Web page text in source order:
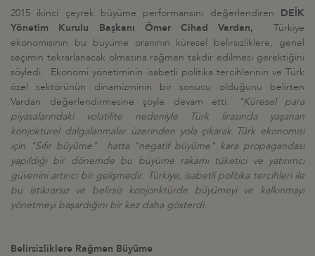
2015 ikinci çeyrek büyüme performansını değerlendiren DEİK
Yönetim Kurulu Başkanı Ömer Cihad Vardan, Türkiye
ekonomisinin bu büyüme oranının küresel belirsizliklere, genel
seçimin tekrarlanacak olmasına rağmen takdir edilmesi gerektiğini
söyledi. Ekonomi yönetiminin isabetli politika tercihlerinin ve Türk
özel sektörünün dinamizminin bir sonucu olduğunu belirten
Vardan değerlendirmesine şöyle devam etti:
"Küresel para
piyasalarındaki volatilite nedeniyle Türk lirasında yaşanan
konjoktürel dalgalanmalar üzerinden yola çıkarak Türk ekonomisi
için "Sıfır büyüme" hatta "negatif büyüme" kara propagandası
yapıldığı bir dönemde bu büyüme rakamı tüketici ve yatırımcı
güvenini artırıcı bir gelişmedir. Türkiye, isabetli politika tercihleri ile
bu istikrarsız ve belirsiz konjonktürde büyümeyi ve kalkınmayı
yönetmeyi başardığını bir kez daha gösterdi.
Belirsizliklere Rağmen Büyüme